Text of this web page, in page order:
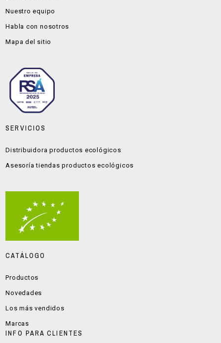
Nuestro equipo
Habla con nosotros
Mapa del sitio
SERVICIOS
Distribuidora productos ecológicos
Asesoría tiendas productos ecológicos
CATÁLOGO
Productos
Novedades
Los más vendidos
Marcas
INFO PARA CLIENTES